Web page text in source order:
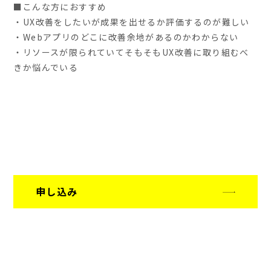
■こんな方におすすめ
・UX改善をしたいが成果を出せるか評価するのが難しい
・Webアプリのどこに改善余地があるのかわからない
・リソースが限られていてそもそもUX改善に取り組むべ
きか悩んでいる
申し込み